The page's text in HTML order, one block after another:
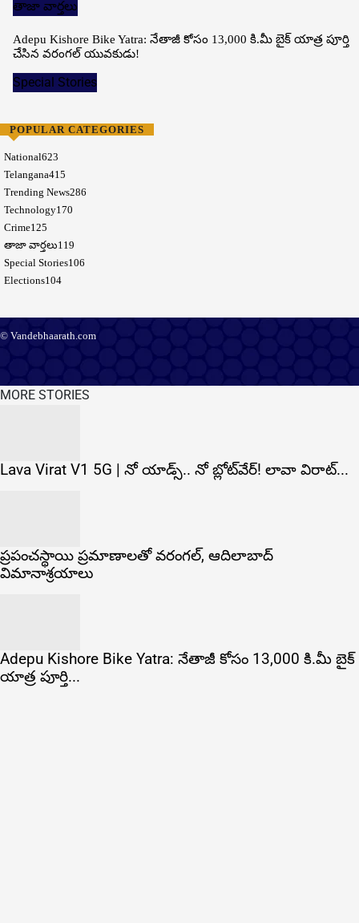
తాజా వార్తలు
Adepu Kishore Bike Yatra: నేతాజీ కోసం 13,000 కి.మీ బైక్ యాత్ర పూర్తి
చేసిన వరంగల్ యువకుడు!
Special Stories
POPULAR CATEGORIES
National623
Telangana415
Trending News286
Technology170
Crime125
తాజా వార్తలు119
Special Stories106
Elections104
© Vandebhaarath.com
MORE STORIES
Lava Virat V1 5G | నో యాడ్స్.. నో బ్లోట్‌వేర్! లావా విరాట్...
ప్రపంచస్థాయి ప్రమాణాలతో వరంగల్, ఆదిలాబాద్
విమానాశ్రయాలు
Adepu Kishore Bike Yatra: నేతాజీ కోసం 13,000 కి.మీ బైక్
యాత్ర పూర్తి...